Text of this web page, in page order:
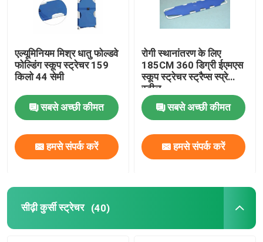
एल्यूमिनियम मिश्र धातु फोल्डवे
फोल्डिंग स्कूप स्ट्रेचर 159
किलो 44 सेमी
सबसे अच्छी कीमत
हमसे संपर्क करें
रोगी स्थानांतरण के लिए
185CM 360 डिग्री ईएमएस
स्कूप स्ट्रेचर स्ट्रैप्स स्प्रे
स्टील
सबसे अच्छी कीमत
हमसे संपर्क करें
सीढ़ी कुर्सी स्ट्रेचर (40)